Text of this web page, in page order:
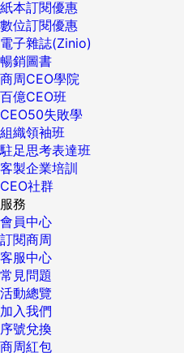
紙本訂閱優惠
數位訂閱優惠
電子雜誌(Zinio)
暢銷圖書
商周CEO學院
百億CEO班
CEO50失敗學
組織領袖班
駐足思考表達班
客製企業培訓
CEO社群
服務
會員中心
訂閱商周
客服中心
常見問題
活動總覽
加入我們
序號兌換
商周紅包